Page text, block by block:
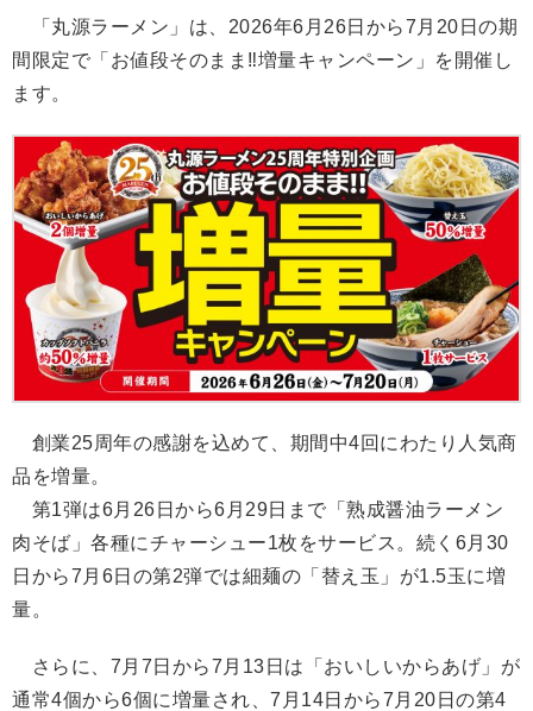
「丸源ラーメン」は、2026年6月26日から7月20日の期
間限定で「お値段そのまま‼︎増量キャンペーン」を開催し
ます。
創業25周年の感謝を込めて、期間中4回にわたり人気商
品を増量。
第1弾は6月26日から6月29日まで「熟成醤油ラーメン
肉そば」各種にチャーシュー1枚をサービス。続く6月30
日から7月6日の第2弾では細麺の「替え玉」が1.5玉に増
量。
さらに、7月7日から7月13日は「おいしいからあげ」が
通常4個から6個に増量され、7月14日から7月20日の第4